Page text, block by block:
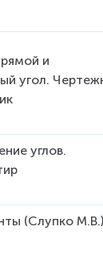
и
угол.
углов.
(Слупко М.В.)